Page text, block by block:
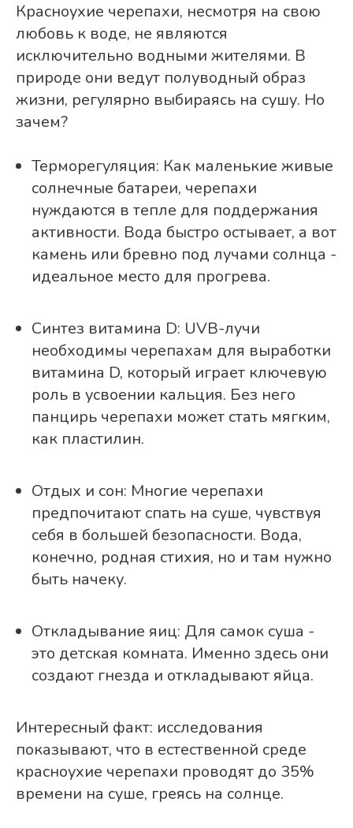
Красноухие черепахи, несмотря на свою
любовь к воде, не являются
исключительно водными жителями. В
природе они ведут полуводный образ
жизни, регулярно выбираясь на сушу. Но
зачем?
Терморегуляция: Как маленькие живые
солнечные батареи, черепахи
нуждаются в тепле для поддержания
активности. Вода быстро остывает, а вот
камень или бревно под лучами солнца -
идеальное место для прогрева.
Синтез витамина D: UVB-лучи
необходимы черепахам для выработки
витамина D, который играет ключевую
роль в усвоении кальция. Без него
панцирь черепахи может стать мягким,
как пластилин.
Отдых и сон: Многие черепахи
предпочитают спать на суше, чувствуя
себя в большей безопасности. Вода,
конечно, родная стихия, но и там нужно
быть начеку.
Откладывание яиц: Для самок суша -
это детская комната. Именно здесь они
создают гнезда и откладывают яйца.
Интересный факт: исследования
показывают, что в естественной среде
красноухие черепахи проводят до 35%
времени на суше, греясь на солнце.